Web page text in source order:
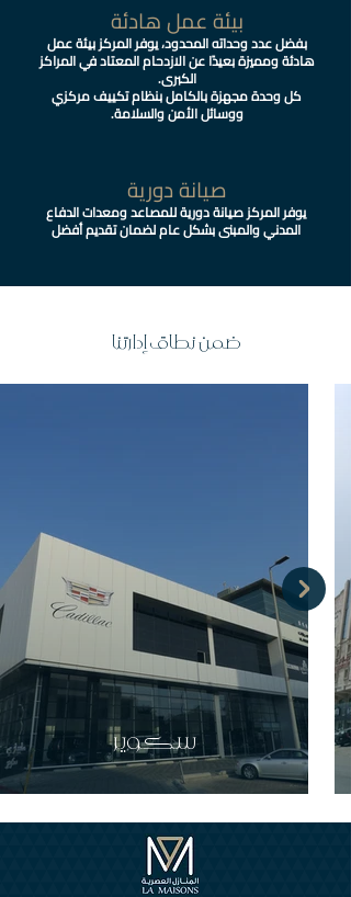
بيئة عمل هادئة
بفضل عدد وحداته المحدود، يوفر المركز بيئة عمل
هادئة ومميزة بعيدًا عن الازدحام المعتاد في المراكز
الكبرى.
كل وحدة مجهزة بالكامل بنظام تكييف مركزي
ووسائل الأمن والسلامة.
صيانة دورية
يوفر المركز صيانة دورية للمصاعد ومعدات الدفاع
المدني والمبنى بشكل عام لضمان تقديم أفضل
ضمن نطاق إدارتنا
سكوير